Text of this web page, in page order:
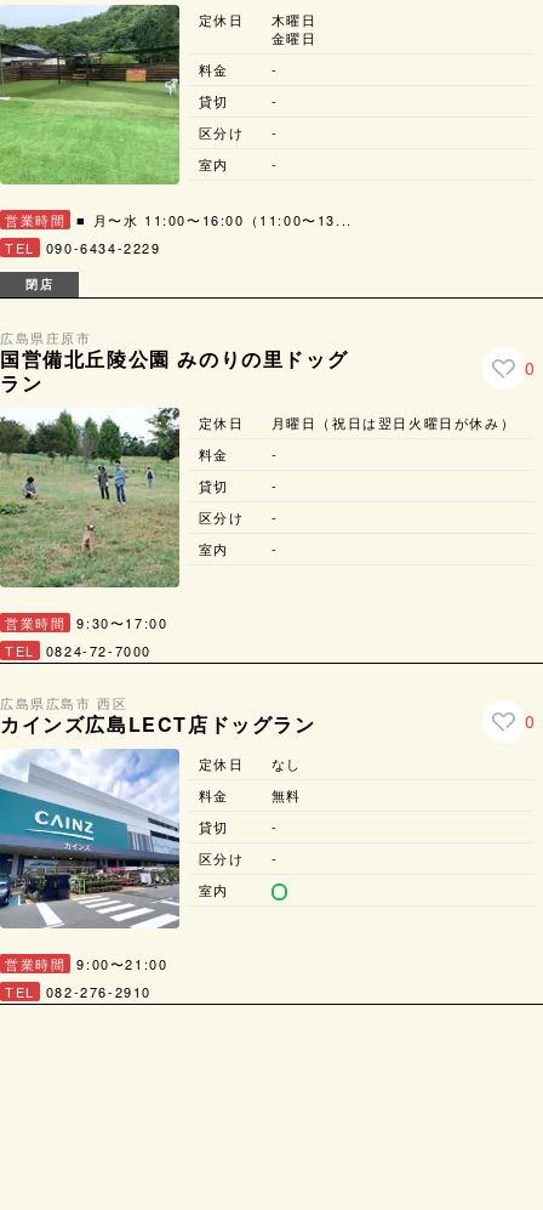
営業時間
■ 月〜水 11:00〜16:00（11:00〜13...
TEL
090-6434-2229
閉店
定休日
木曜日
金曜日
料金
-
貸切
-
区分け
-
室内
-
広島県庄原市
国営備北丘陵公園 みのりの里ドッグ
ラン
0
営業時間
9:30〜17:00
TEL
0824-72-7000
定休日
月曜日（祝日は翌日火曜日が休み）
料金
-
貸切
-
区分け
-
室内
-
広島県広島市 西区
カインズ広島LECT店ドッグラン 0
営業時間
9:00〜21:00
TEL
082-276-2910
定休日
なし
料金
無料
貸切
-
区分け
-
室内